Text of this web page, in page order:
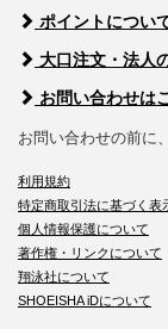
ポイントについ
大口注文・法人
お問い合わせは
お問い合わせの前に、
利用規約
特定商取引法に基づく表
個人情報保護について
著作権・リンクについて
翔泳社について
SHOEISHA iDについて